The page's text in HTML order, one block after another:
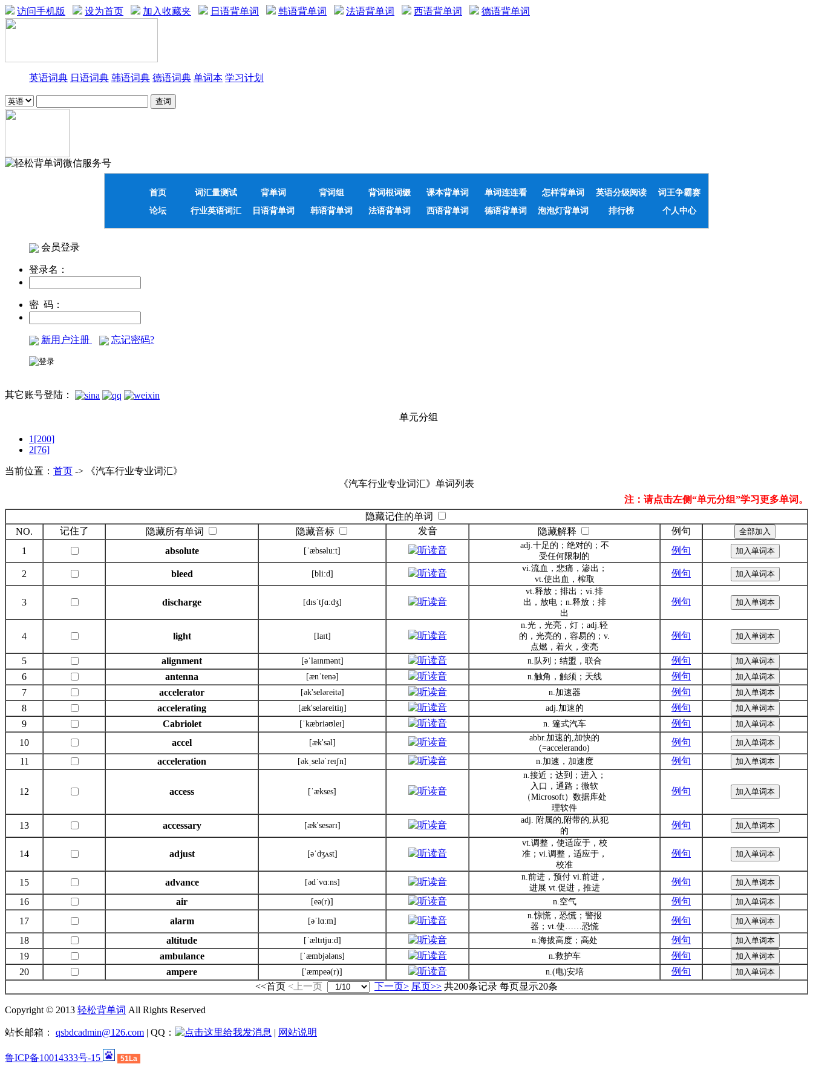
访问手机版 设为首页 加入收藏夹 日语背单词 韩语背单词 法语背单词 西语背单词 德语背单词
英语词典 日语词典 韩语词典 德语词典 单词本 学习计划
首页 词汇量测试 背单词 背词组 背词根词缀 课本背单词 单词连连看 怎样背单词 英语分级阅读
词王争霸赛
论坛
行业英语词汇 日语背单词 韩语背单词 法语背单词 西语背单词 德语背单词 泡泡灯背单词 排行榜 个人中心
会员登录
登录名：
密 码：
新用户注册 忘记密码?
其它账号登陆：
单元分组
1[200]
2[76]
当前位置： 首页 -> 《汽车行业专业词汇》
《汽车行业专业词汇》单词列表
注：请点击左侧“单元分组”学习更多单词。
隐藏记住的单词
NO.
记住了 隐藏所有单词 隐藏音标 发音 隐藏解释
例句
1
absolute [ˈæbsəlu:t]
adj.十足的；绝对的；不
受任何限制的
例句
2 bleed [bli:d]
vi.流血，悲痛，渗出；
vt.使出血，榨取
例句
3 discharge [dɪsˈtʃɑ:dʒ]
vt.释放；排出；vi.排
出，放电；n.释放；排
出
例句
4 light [laɪt]
n.光，光亮，灯；adj.轻
的，光亮的，容易的；v.
点燃，着火，变亮
例句
5 alignment [əˈlaɪnmənt] n.队列；结盟，联合
例句
6
antenna [ænˈtenə] n.触角，触须；天线
例句
7
accelerator [ək'seləreitə] n.加速器
例句
8
accelerating [æk'seləreitiŋ] adj.加速的
例句
9
Cabriolet [ˈkæbriəʊleɪ] n. 篷式汽车
例句
10
accel [æk'səl]
abbr.加速的,加快的
(=accelerando)
例句
11
acceleration [əkˌseləˈreɪʃn] n.加速，加速度 例句
12 access [ˈækses]
n.接近；达到；进入；
入口，通路；微软
（Microsoft）数据库处
理软件
例句
13 accessary [æk'sesərɪ]
adj. 附属的,附带的,从犯
的
例句
14 adjust [əˈdʒʌst]
vt.调整，使适应于，校
准；vi.调整，适应于，
校准
例句
15 advance [ədˈvɑ:ns]
n.前进，预付 vi.前进，
进展 vt.促进，推进
例句
16
air [eə(r)] n.空气
例句
17
alarm [əˈlɑ:m]
n.惊慌，恐慌；警报
器；vt.使……恐慌
例句
18
altitude [ˈæltɪtju:d] n.海拔高度；高处
例句
19
ambulance [ˈæmbjələns] n.救护车
例句
20
ampere ['æmpeə(r)] n.(电)安培
例句
<<首页 <上一页 下一页> 尾页>> 共200条记录 每页显示20条
Copyright © 2013 轻松背单词 All Rights Reserved
站长邮箱： qsbdcadmin@126.com | QQ： | 网站说明
鲁ICP备10014333号-15 51La